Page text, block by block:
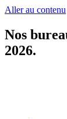
Aller au contenu
Nos
2026.